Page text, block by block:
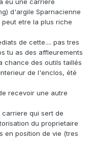
eu une carriere
d'argile Sparnacienne
peut etre la plus riche
de cette.... pas tres
tu as des affleurements
chance des outils taillés
de l'enclos, été
recevoir une autre
qui sert de
du proprietaire
en position de vie (tres